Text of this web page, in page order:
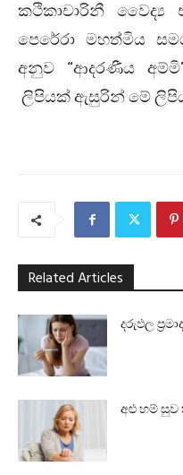
කථිකාචාරිනී වෛද්‍ය
පෙරේරා මහත්මිය
අනුව “ආදරණීය
ලිපියක් ඇසුරින් මේ
Related Articles
දරුඵල
අළු හම්